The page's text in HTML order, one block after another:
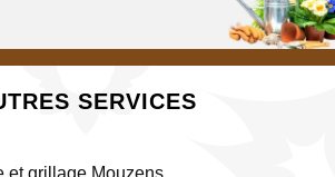
SERVICES
et grillage Mouzens